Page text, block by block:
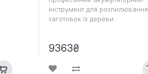
інструмент для розпилювання
заготовок із дереви..
9363₴